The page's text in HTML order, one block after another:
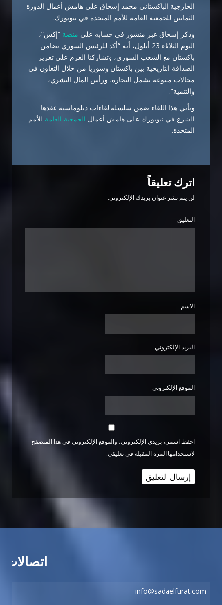
الخارجية الباكستاني محمد إسحاق على هامش أعمال الدورة
الثمانين للجمعية العامة للأمم المتحدة في نيويورك.
وذكر إسحاق عبر منشور في حسابه على منصة “إكس”،
اليوم الثلاثاء 23 أيلول، أنه “أكد للرئيس السوري تضامن
باكستان مع الشعب السوري، وتشاركنا العزم على تعزيز
الصداقة التاريخية بين باكستان وسوريا من خلال التعاون في
مجالات متنوعة تشمل التجارة، ورأس المال البشري،
والتنمية”.
ويأتي هذا اللقاء ضمن سلسلة لقاءات دبلوماسية عقدها
الشرع في نيويورك على هامش أعمال الجمعية العامة للأمم
المتحدة.
اترك تعليقاً
لن يتم نشر عنوان بريدك الإلكتروني.
التعليق
الاسم
البريد الإلكتروني
الموقع الإلكتروني
احفظ اسمي، بريدي الإلكتروني، والموقع الإلكتروني في هذا المتصفح
لاستخدامها المرة المقبلة في تعليقي.
اتصالات
info@sadaelfurat.com